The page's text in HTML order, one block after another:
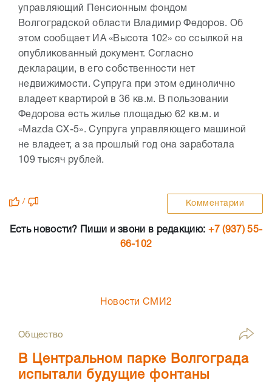
управляющий Пенсионным фондом
Волгоградской области Владимир Федоров. Об
этом сообщает ИА «Высота 102» со ссылкой на
опубликованный документ. Согласно
декларации, в его собственности нет
недвижимости. Супруга при этом единолично
владеет квартирой в 36 кв.м. В пользовании
Федорова есть жилье площадью 62 кв.м. и
«Mazda CX-5». Супруга управляющего машиной
не владеет, а за прошлый год она заработала
109 тысяч рублей.
/ Комментарии
Есть новости? Пиши и звони в редакцию: +7 (937) 55-
66-102
Новости СМИ2
Общество
В Центральном парке Волгограда
испытали будущие фонтаны